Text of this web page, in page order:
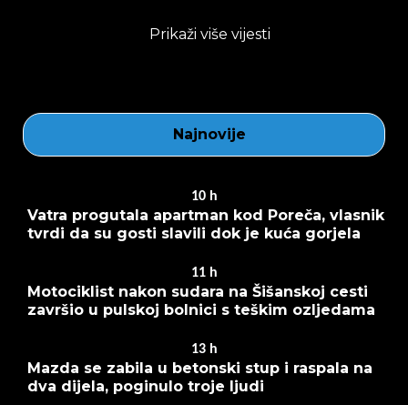
Prikaži više vijesti
Najnovije
10 h
Vatra progutala apartman kod Poreča, vlasnik
tvrdi da su gosti slavili dok je kuća gorjela
11 h
Motociklist nakon sudara na Šišanskoj cesti
završio u pulskoj bolnici s teškim ozljedama
13 h
Mazda se zabila u betonski stup i raspala na
dva dijela, poginulo troje ljudi